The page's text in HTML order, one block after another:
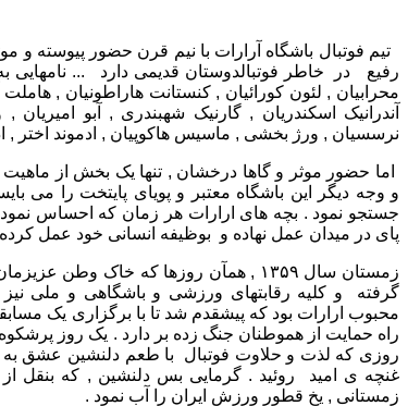
تیم فوتبال باشگاه آرارات با نیم قرن حضور پیوسته و
رفیع در خاطر فوتبالدوستان قدیمی دارد ...
محرابیان , لئون کورائیان , کنستانت هاراطونیان ,
آندرانیک اسکندریان , گارنیک شهبندری , آبو امیریان
نرسسیان , ورژ بخشی , ماسیس هاکوپیان , ادموند اختر ,
اما حضور موثر و گاها درخشان , تنها یک بخش از
و وجه دیگر این باشگاه معتبر و پویای پایتخت را می
جستجو نمود . بچه های ارارات هر زمان که احساس
پای در میدان عمل نهاده و بوظیفه انسانی خود عمل کرده
زمستان سال ۱۳۵۹ , همآن روزها که خاک
گرفته و کلیه رقابتهای ورزشی و باشگاهی و ملی نیز
محبوب ارارات بود که پیشقدم شد تا با برگزاری یک
راه حمایت از هموطنان جنگ زده بر دارد . یک روز
روزی که لذت و حلاوت فوتبال با طعم دلنشین عشق به
غنچه ی امید روئید . گرمایی بس دلنشین , که بنقل
زمستانی , یخ قطور ورزش ایران را آب نمود .